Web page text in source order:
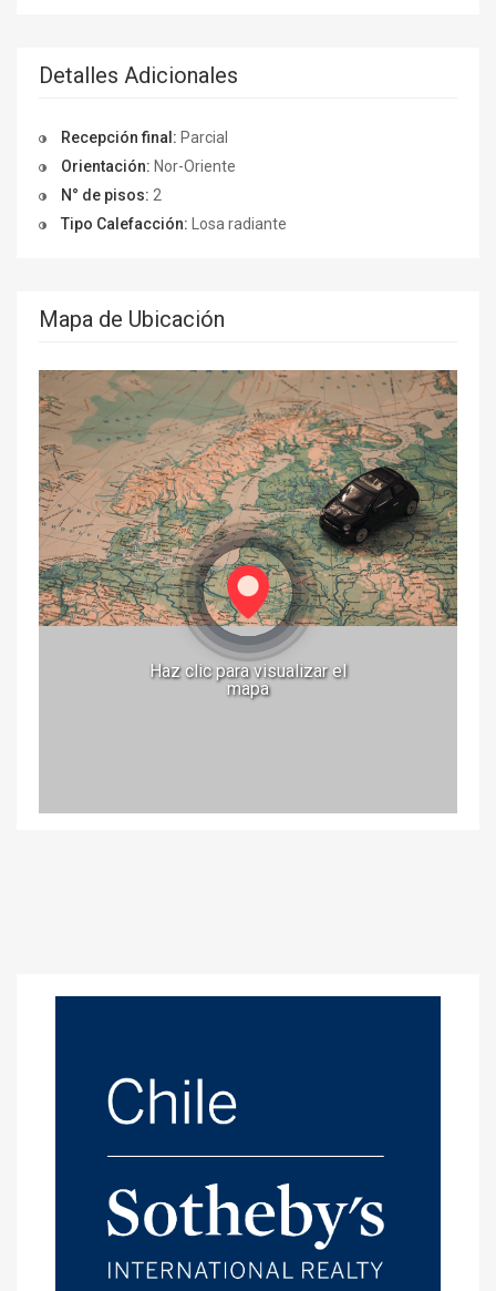
Detalles Adicionales
Recepción final: Parcial
Orientación: Nor-Oriente
N° de pisos: 2
Tipo Calefacción: Losa radiante
Mapa de Ubicación
Haz clic para visualizar el
mapa